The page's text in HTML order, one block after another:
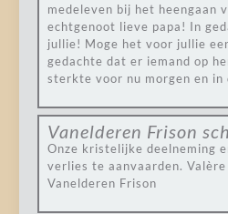
medeleven bij het heengaan
echtgenoot lieve papa! In
jullie! Moge het voor jullie
gedachte dat er iemand op
sterkte voor nu morgen en in
Vanelderen Frison
Onze kristelijke deelneming
verlies te aanvaarden.
Vanelderen Frison